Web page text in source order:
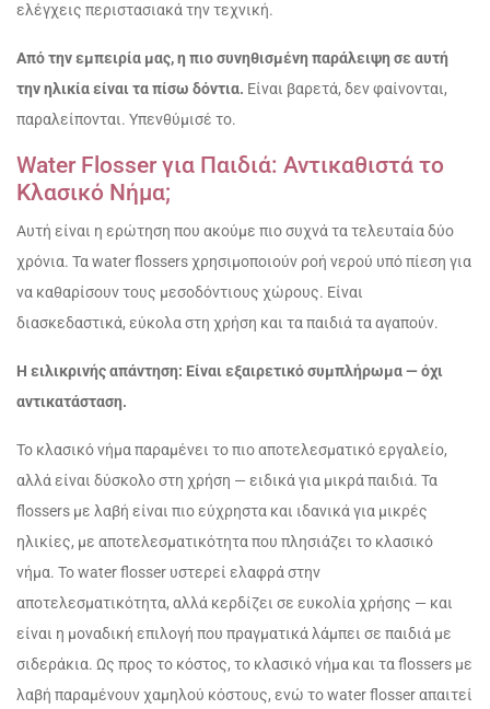
ελέγχεις περιστασιακά την τεχνική.
Από την εμπειρία μας, η πιο συνηθισμένη παράλειψη σε αυτή
την ηλικία είναι τα πίσω δόντια. Είναι βαρετά, δεν φαίνονται,
παραλείπονται. Υπενθύμισέ το.
Water Flosser για Παιδιά: Αντικαθιστά το
Κλασικό Νήμα;
Αυτή είναι η ερώτηση που ακούμε πιο συχνά τα τελευταία δύο
χρόνια. Τα water flossers χρησιμοποιούν ροή νερού υπό πίεση για
να καθαρίσουν τους μεσοδόντιους χώρους. Είναι
διασκεδαστικά, εύκολα στη χρήση και τα παιδιά τα αγαπούν.
Η ειλικρινής απάντηση: Είναι εξαιρετικό συμπλήρωμα — όχι
αντικατάσταση.
Το κλασικό νήμα παραμένει το πιο αποτελεσματικό εργαλείο,
αλλά είναι δύσκολο στη χρήση — ειδικά για μικρά παιδιά. Τα
flossers με λαβή είναι πιο εύχρηστα και ιδανικά για μικρές
ηλικίες, με αποτελεσματικότητα που πλησιάζει το κλασικό
νήμα. Το water flosser υστερεί ελαφρά στην
αποτελεσματικότητα, αλλά κερδίζει σε ευκολία χρήσης — και
είναι η μοναδική επιλογή που πραγματικά λάμπει σε παιδιά με
σιδεράκια. Ως προς το κόστος, το κλασικό νήμα και τα flossers με
λαβή παραμένουν χαμηλού κόστους, ενώ το water flosser απαιτεί